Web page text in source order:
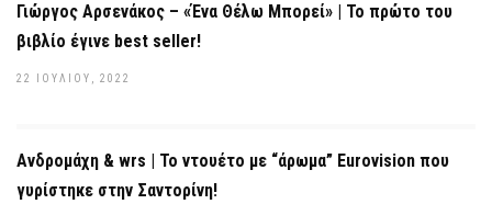
Γιώργος Αρσενάκος – «Ένα Θέλω Μπορεί» | Το πρώτο του
βιβλίο έγινε best seller!
22 ΙΟΥΛΊΟΥ, 2022
Ανδρομάχη & wrs | Το ντουέτο με “άρωμα” Eurovision που
γυρίστηκε στην Σαντορίνη!